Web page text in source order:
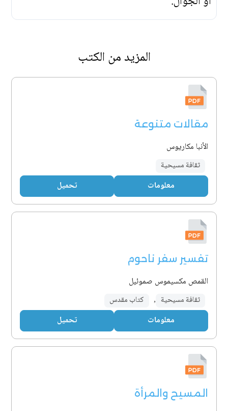
المزيد من الكتب
مقالات متنوعة
الأنبا مكاريوس
ثقافة مسيحية
معلومات تحميل
تفسير سفر ناحوم
القمص مكسيموس صموئيل
ثقافة مسيحية , كتاب مقدس
معلومات تحميل
المسيح والمرأة